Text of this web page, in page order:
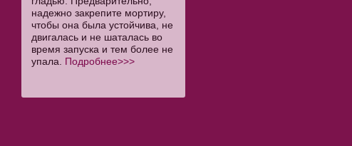
надежно закрепите мортиру,
чтобы она была устойчива, не
двигалась и не шаталась во
время запуска и тем более не
упала. Подробнее>>>